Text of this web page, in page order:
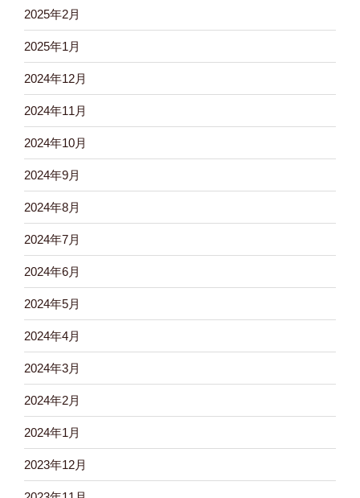
2025年2月
2025年1月
2024年12月
2024年11月
2024年10月
2024年9月
2024年8月
2024年7月
2024年6月
2024年5月
2024年4月
2024年3月
2024年2月
2024年1月
2023年12月